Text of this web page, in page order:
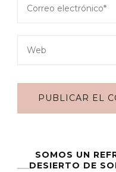
SOMOS UN
DESIERTO DE